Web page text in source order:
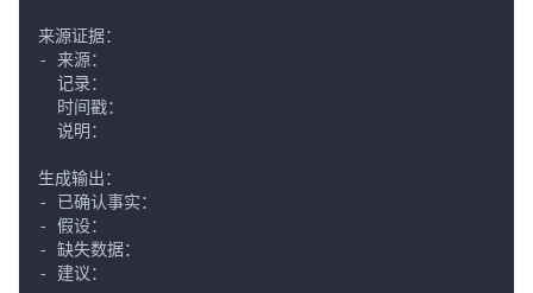
来源证据：
- 来源：
  记录：
  时间戳：
  说明：
生成输出：
- 已确认事实：
- 假设：
- 缺失数据：
- 建议：